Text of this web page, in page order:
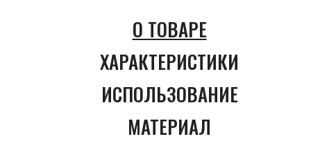
О ТОВАРЕ
ХАРАКТЕРИСТИКИ
ИСПОЛЬЗОВАНИЕ
МАТЕРИАЛ